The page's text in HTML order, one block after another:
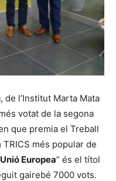
, de l’Institut Marta Mata
votat de la segona
que premia el Treball
més popular de
Europea” és el títol
gairebé 7000 vots.